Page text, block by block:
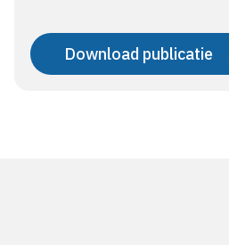
Download publicatie